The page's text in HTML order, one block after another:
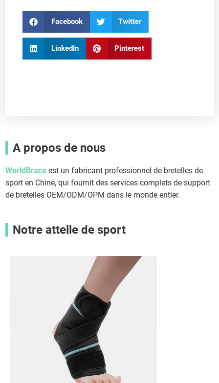
Facebook Twitter
LinkedIn Pinterest
A propos de nous
WorldBrace est un fabricant professionnel de bretelles de
sport en Chine, qui fournit des services complets de support
de bretelles OEM/ODM/OPM dans le monde entier.
Notre attelle de sport